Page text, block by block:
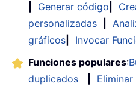
Generar código
personalizadas
gráficos
Invocar
Funciones populares:
duplicados